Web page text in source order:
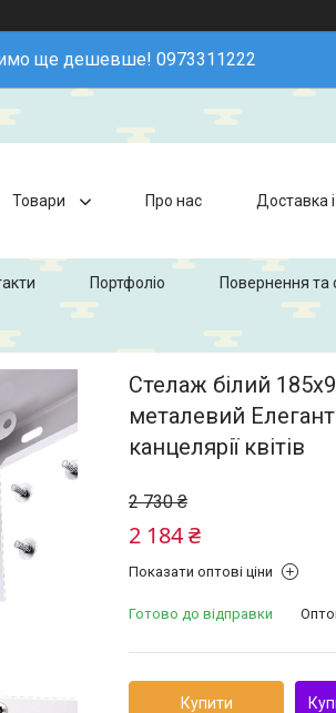
ще дешевше! 0973311222
Товари Про нас Доставка
Портфоліо Повернення та
Стелаж білий
металевий
канцелярії квітів
2 730 ₴
2 184 ₴
Показати оптові ціни
Готово до відправки
Купити